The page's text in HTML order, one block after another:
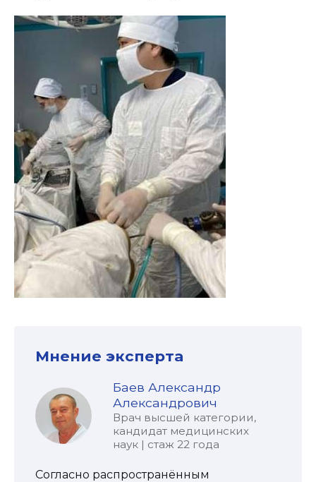
Мнение эксперта
Баев Александр
Александрович
Врач высшей категории,
кандидат медицинских
наук | стаж 22 года
Согласно распространённым